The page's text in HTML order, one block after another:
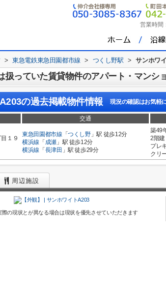
営業時間
> 東急電鉄東急田園都市線 > つくし野駅 > サンホワ
っていた賃貸物件のアパート・マンシ
の過去掲載物件情報 現況の確認はお気軽
交通
目１９
東急田園都市線 「つくし野」駅 徒歩12分
横浜線 「 成瀬」駅 徒歩12分
横浜線 「 長津田 」駅 徒歩29分
築49
2階建
プレ
クリ
周辺施設
の現状とが異なる場合は現状を優先させていただきます